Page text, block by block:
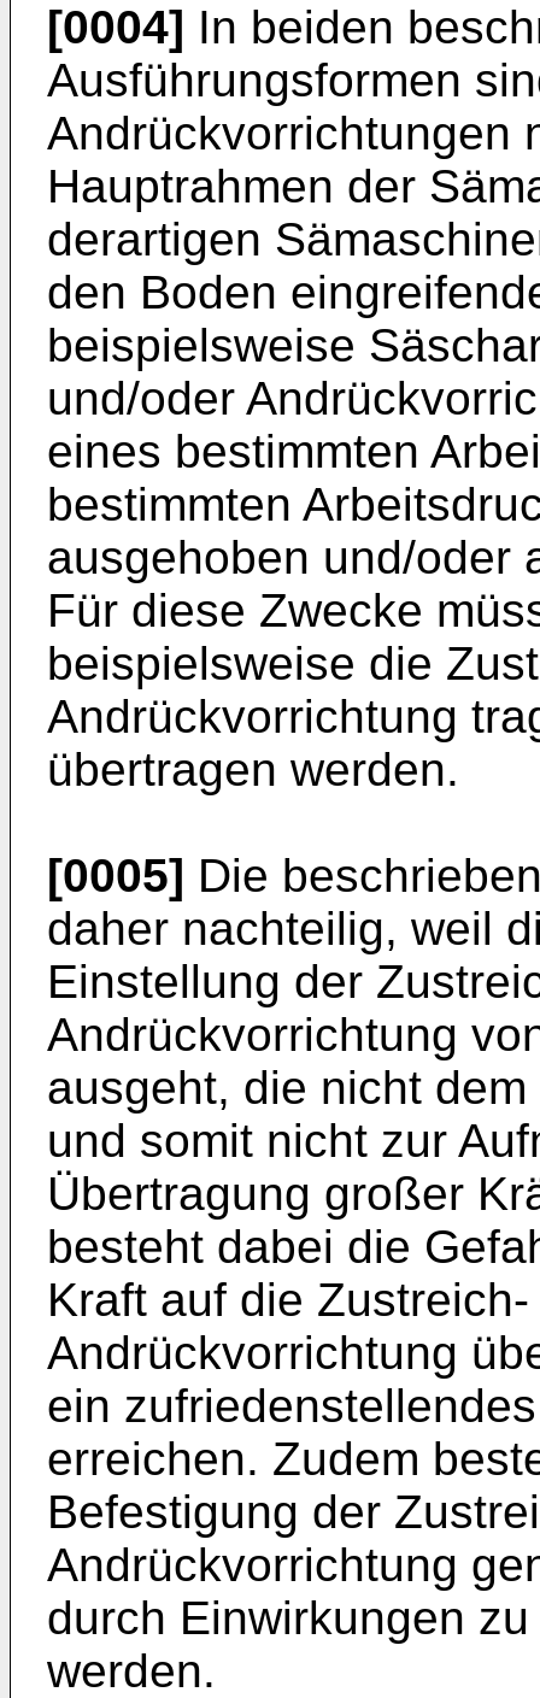
[0004] In beiden
Ausführungsformen
Andrückvorrichtungen
Hauptrahmen der
derartigen
den Boden
beispielsweise
und/oder
eines bestimmten
bestimmten
ausgehoben und/oder
Für diese Zwecke
beispielsweise die
Andrückvorrichtung
übertragen werden.
[0005] Die
daher nachteilig, weil
Einstellung der
Andrückvorrichtung
ausgeht, die nicht
und somit nicht zur
Übertragung großer
besteht dabei die
Kraft auf die
Andrückvorrichtung
ein
erreichen. Zudem
Befestigung der
Andrückvorrichtung
durch Einwirkungen
werden.